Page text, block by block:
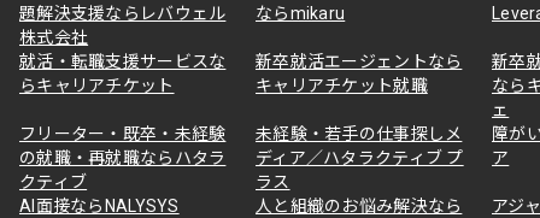
題解決支援ならレバウェル
株式会社
ならmikaru
就活・転職支援サービスな
らキャリアチケット
新卒就活エージェントなら
キャリアチケット就職
新卒
なら
ェ
フリーター・既卒・未経験
の就職・再就職ならハタラ
クティブ
未経験・若手の仕事探しメ
ディア／ハタラクティブ プ
ラス
障が
ア
AI面接ならNALYSYS
人と組織のお悩み解決なら
アジ